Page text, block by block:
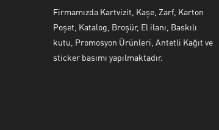
Firmamızda Kartvizit, Kaşe, Zarf, Karton
Poşet, Katalog, Broşür, El ilanı, Baskılı
kutu, Promosyon Ürünleri, Antetli Kağıt ve
sticker basımı yapılmaktadır.